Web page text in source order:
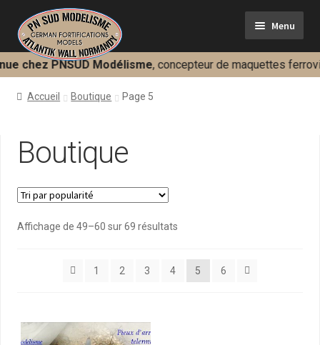
à
la
navigation
au
contenu
Menu
Ferroviaire
Dioramas
Présentation
Contact
chez PNSUD Modélisme, concepteur de maquettes
Accueil Boutique Page 5
Boutique
Affichage de 49–60 sur 69 résultatsTrié
popularité
1
2 3 4 5 6